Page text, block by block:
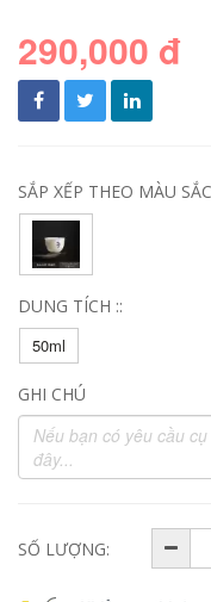
290,000 đ
SẮP XẾP THEO MÀU
DUNG TÍCH ::
50ml
GHI CHÚ
SỐ LƯỢNG: